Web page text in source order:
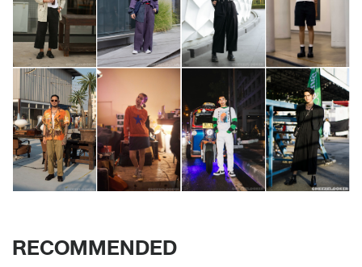
RECOMMENDED